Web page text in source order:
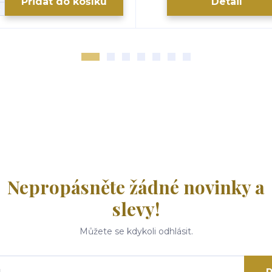
Nepropásněte žádné novinky a
slevy!
Můžete se kdykoli odhlásit.